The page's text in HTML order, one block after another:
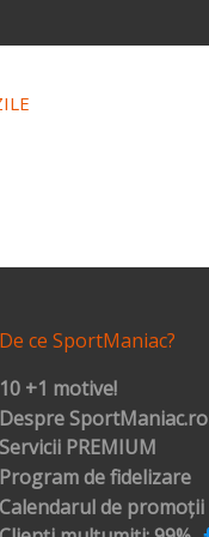
De ce SportManiac?
10 +1 motive!
Despre SportManiac.ro
Servicii PREMIUM
Program de fidelizare
Calendarul de promoții